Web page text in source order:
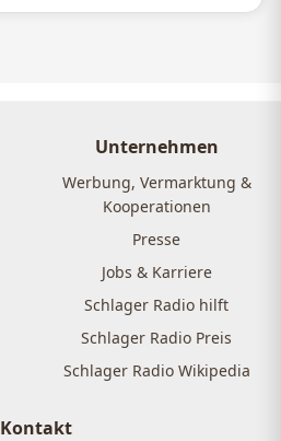
Unternehmen
Werbung, Vermarktung &
Kooperationen
Presse
Jobs & Karriere
Schlager Radio hilft
Schlager Radio Preis
Schlager Radio Wikipedia
Kontakt